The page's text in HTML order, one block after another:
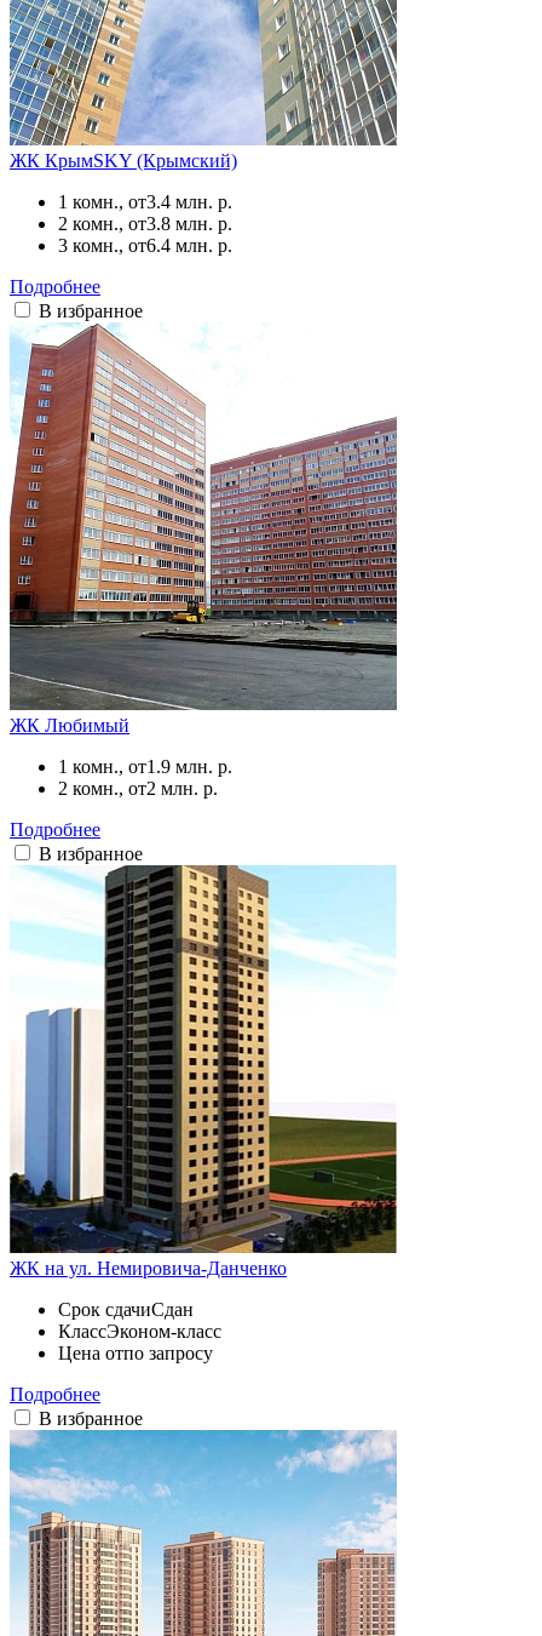
ЖК КрымSKY (Крымский)
1 комн., от3.4 млн. р.
2 комн., от3.8 млн. р.
3 комн., от6.4 млн. р.
Подробнее
В избранное
ЖК Любимый
1 комн., от1.9 млн. р.
2 комн., от2 млн. р.
Подробнее
В избранное
ЖК на ул. Немировича-Данченко
Срок сдачиСдан
КлассЭконом-класс
Цена отпо запросу
Подробнее
В избранное